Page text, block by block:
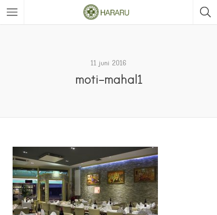
11 juni 2016
moti-mahal1